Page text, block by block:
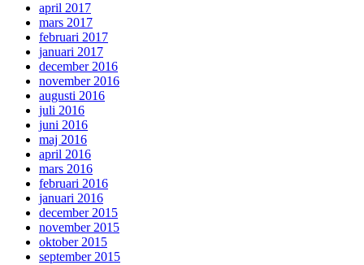
april 2017
mars 2017
februari 2017
januari 2017
december 2016
november 2016
augusti 2016
juli 2016
juni 2016
maj 2016
april 2016
mars 2016
februari 2016
januari 2016
december 2015
november 2015
oktober 2015
september 2015